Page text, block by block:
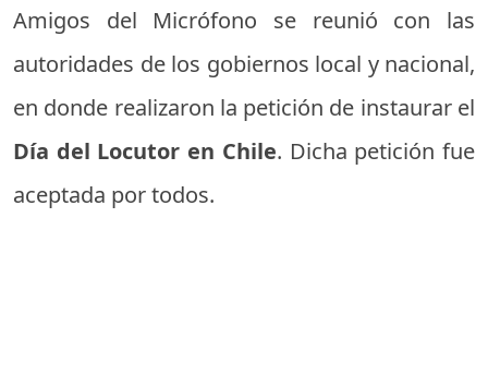
Amigos del Micrófono se reunió con las
autoridades de los gobiernos local y nacional,
en donde realizaron la petición de instaurar el
Día del Locutor en Chile. Dicha petición fue
aceptada por todos.